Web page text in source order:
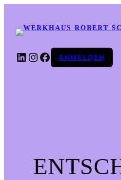
LINKEDIN
INSTAGRAM
FACEBOOK
ANMELDEN